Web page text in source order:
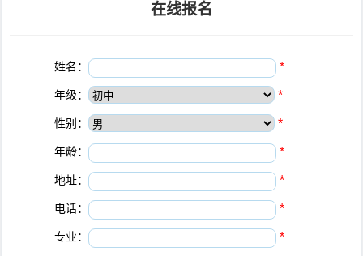
在线报名
姓名： *
年级： *
性别： *
年龄： *
地址： *
电话： *
专业： *